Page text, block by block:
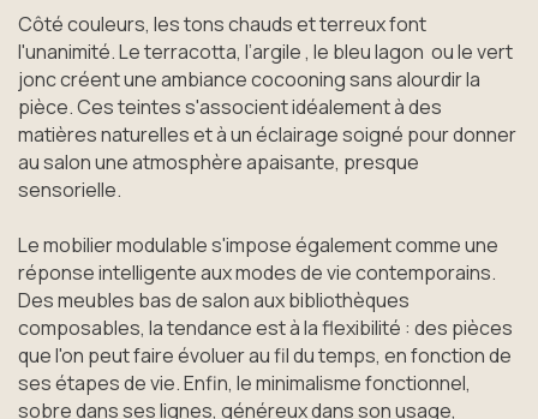
Côté couleurs, les tons chauds et terreux font
l'unanimité. Le terracotta, l’argile , le bleu lagon ou le vert
jonc créent une ambiance cocooning sans alourdir la
pièce. Ces teintes s'associent idéalement à des
matières naturelles et à un éclairage soigné pour donner
au salon une atmosphère apaisante, presque
sensorielle.
Le mobilier modulable s'impose également comme une
réponse intelligente aux modes de vie contemporains.
Des meubles bas de salon aux bibliothèques
composables, la tendance est à la flexibilité : des pièces
que l'on peut faire évoluer au fil du temps, en fonction de
ses étapes de vie. Enfin, le minimalisme fonctionnel,
sobre dans ses lignes, généreux dans son usage,